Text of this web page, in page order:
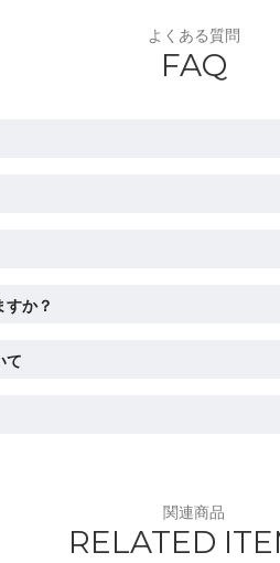
よくある質問
FAQ
すか？
て
関連商品
RELATED